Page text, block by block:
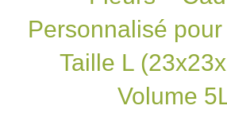
Personnalisé
Taille L
Volume